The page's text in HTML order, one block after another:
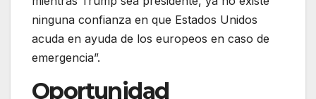
ninguna confianza en que Estados Unidos
acuda en ayuda de los europeos en caso de
emergencia”.
Oportunidad